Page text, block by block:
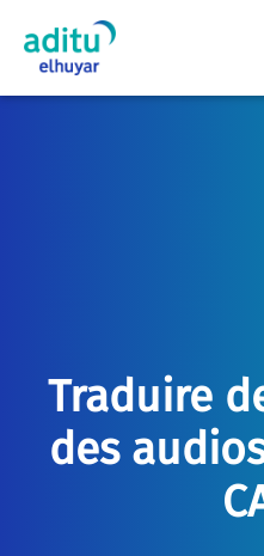
Traduire
des